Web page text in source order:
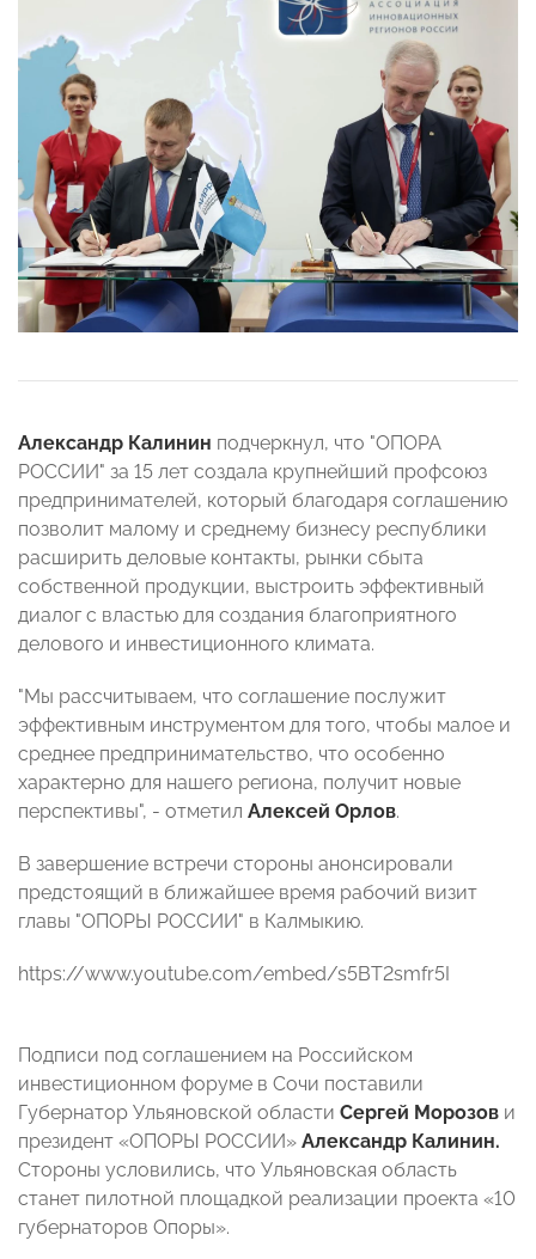
Александр Калинин подчеркнул, что "ОПОРА
РОССИИ" за 15 лет создала крупнейший профсоюз
предпринимателей, который благодаря соглашению
позволит малому и среднему бизнесу республики
расширить деловые контакты, рынки сбыта
собственной продукции, выстроить эффективный
диалог с властью для создания благоприятного
делового и инвестиционного климата.
"Мы рассчитываем, что соглашение послужит
эффективным инструментом для того, чтобы малое и
среднее предпринимательство, что особенно
характерно для нашего региона, получит новые
перспективы", - отметил Алексей Орлов.
В завершение встречи стороны анонсировали
предстоящий в ближайшее время рабочий визит
главы "ОПОРЫ РОССИИ" в Калмыкию.
https://www.youtube.com/embed/s5BT2smfr5I
Подписи под соглашением на Российском
инвестиционном форуме в Сочи поставили
Губернатор Ульяновской области Сергей Морозов и
президент «ОПОРЫ РОССИИ» Александр Калинин.
Стороны условились, что Ульяновская область
станет пилотной площадкой реализации проекта «10
губернаторов Опоры».